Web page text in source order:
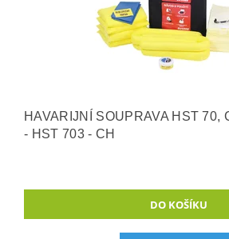
HAVARIJNÍ SOUPRAVA HST 70,
- HST 703 - CH